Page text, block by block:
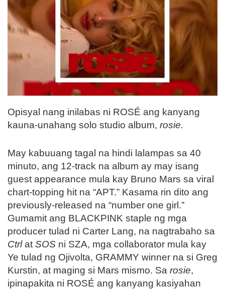
Opisyal nang inilabas ni ROSÉ ang kanyang
kauna-unahang solo studio album, rosie.
May kabuuang tagal na hindi lalampas sa 40
minuto, ang 12-track na album ay may isang
guest appearance mula kay Bruno Mars sa viral
chart-topping hit na “APT.” Kasama rin dito ang
previously-released na “number one girl.”
Gumamit ang BLACKPINK staple ng mga
producer tulad ni Carter Lang, na nagtrabaho sa
Ctrlat SOS ni SZA, mga collaborator mula kay
Ye tulad ng Ojivolta, GRAMMY winner na si Greg
Kurstin, at maging si Mars mismo. Sa rosie,
ipinapakita ni ROSÉ ang kanyang kasiyahan